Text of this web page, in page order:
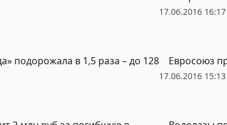
17.06.2016 16:17
17.06.2016 15:13
подорожала в 1,5 раза – до 128
Евросоюз